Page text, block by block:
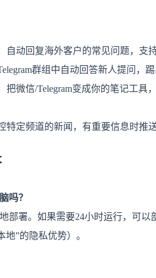
自动回复海外客户的常见问题，支
群组中自动回答新人提问，
把微信/Telegram变成你的笔记工具
特定频道的新闻，有重要信息时推
吗？
部署。如果需要24小时运行，可以
”的隐私优势）。